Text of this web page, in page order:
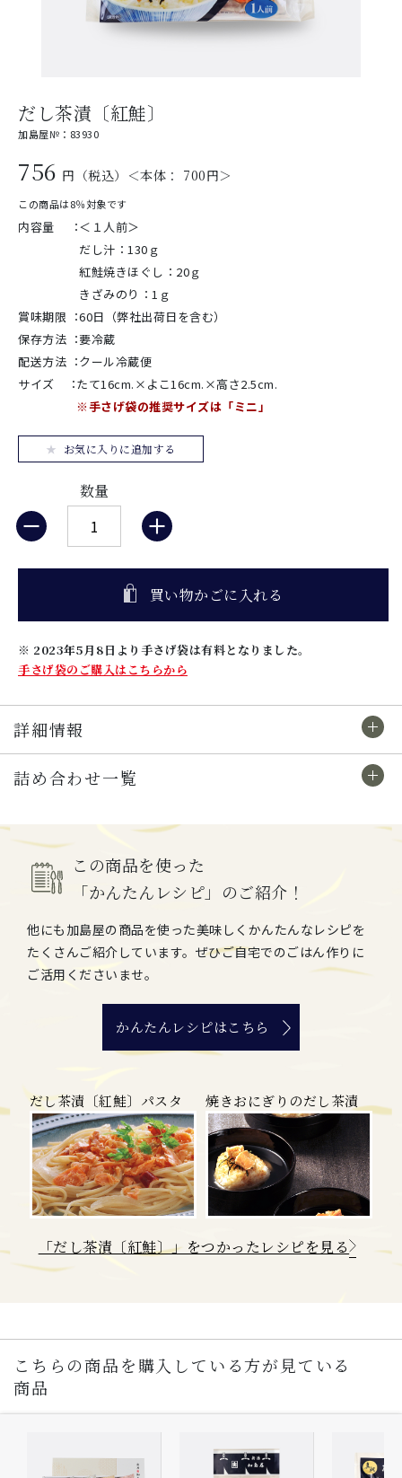
だし茶漬〔紅鮭〕
加島屋№：83930
756 円（税込）＜本体： 700円＞
この商品は8％対象です
内容量 ：＜１人前＞
だし汁：130ｇ
紅鮭焼きほぐし：20ｇ
きざみのり：1ｇ
賞味期限 ：60日（弊社出荷日を含む）
保存方法 ：要冷蔵
配送方法 ：クール冷蔵便
サイズ
：たて16cm.×よこ16cm.×高さ2.5cm.
※手さげ袋の推奨サイズは「ミニ」
お気に入りに追加する
数量
買い物かごに入れる
※ 2023年5月8日より手さげ袋は有料となりました。
手さげ袋のご購入はこちらから
詳細情報
詰め合わせ一覧
この商品を使った
「かんたんレシピ」のご紹介！
他にも加島屋の商品を使った美味しくかんたんなレシピを
たくさんご紹介しています。ぜひご自宅でのごはん作りに
ご活用くださいませ。
かんたんレシピはこちら
だし茶漬〔紅鮭〕パスタ 焼きおにぎりのだし茶漬
「だし茶漬〔紅鮭〕」をつかったレシピを見る
こちらの商品を購入している方が見ている
商品